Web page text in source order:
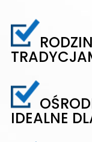
IDEALNE